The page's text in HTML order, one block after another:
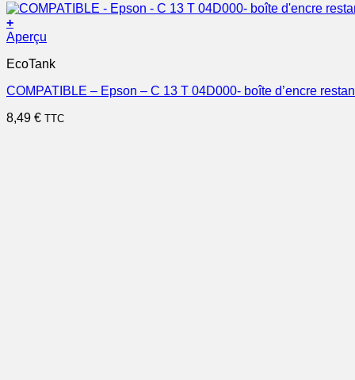
+
Aperçu
EcoTank
COMPATIBLE – Epson – C 13 T 04D000- boîte d’encre
8,49 € TTC